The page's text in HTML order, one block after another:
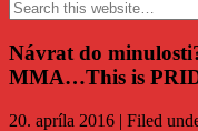
Návrat do
MMA…This is
20. apríla 2016 | Filed